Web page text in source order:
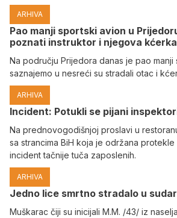
ARHIVA
Pao manji sportski avion u
poznati instruktor i njegova kćerka
Na području Prijedora danas je pao manji
saznajemo u nesreći su stradali otac i
ARHIVA
Incident: Potukli se pijani
Na prednovogodišnjoj proslavi u
sa strancima BiH koja je održana
incident tačnije tuča zaposlenih.
ARHIVA
Јedno lice smrtno stradalo u
Muškarac čiji su inicijali M.M. /43/ iz